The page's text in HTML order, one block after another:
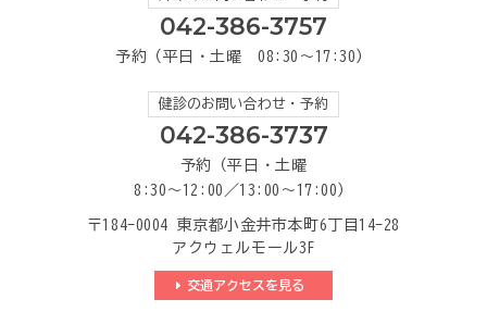
042-386-3757
予約（平日・土曜 08:30～17:30）
健診のお問い合わせ・予約
042-386-3737
予約（平日・土曜
8:30～12:00／13:00～17:00）
〒184-0004 東京都小金井市本町6丁目14-28
アクウェルモール3F
交通アクセスを見る